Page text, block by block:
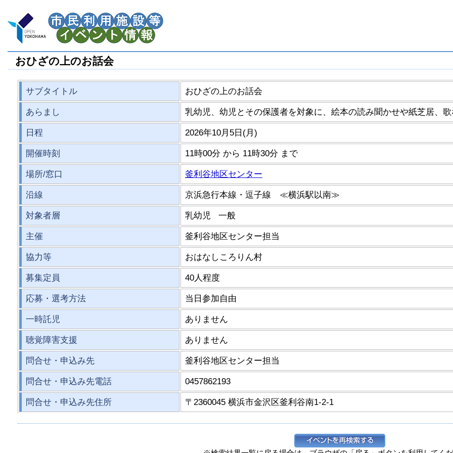
おひざの上のお話会
サブタイトル おひざの上のお話会
あらまし 乳幼児、幼児とその保護者を対象に、絵本の読み聞かせや紙芝居、
日程 2026年10月5日(月)
開催時刻 11時00分 から 11時30分 まで
場所/窓口 釜利谷地区センター
沿線 京浜急行本線・逗子線 ≪横浜駅以南≫
対象者層 乳幼児 一般
主催 釜利谷地区センター担当
協力等 おはなしころりん村
募集定員 40人程度
応募・選考方法 当日参加自由
一時託児 ありません
聴覚障害支援 ありません
問合せ・申込み先 釜利谷地区センター担当
問合せ・申込み先電話 0457862193
問合せ・申込み先住所 〒2360045 横浜市金沢区釜利谷南1-2-1